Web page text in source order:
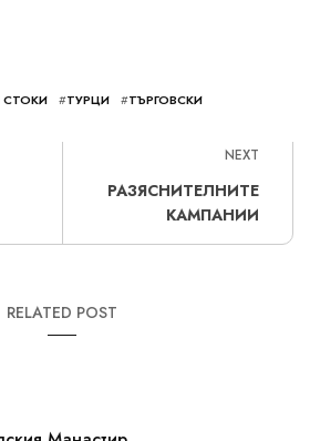
СТОКИ #ТУРЦИ #ТЪРГОВСКИ
NEXT
РАЗЯСНИТЕЛНИТЕ
КАМПАНИИ
RELATED POST